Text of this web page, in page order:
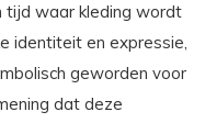
tijd waar kleding wordt
identiteit en expressie,
geworden voor
dat deze